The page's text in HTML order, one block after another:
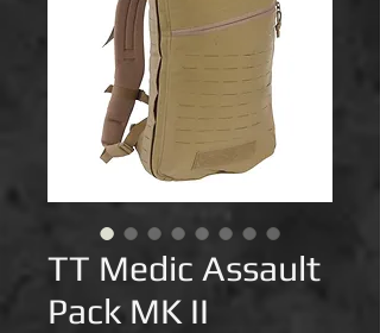
TT Medic Assault
Pack MK II